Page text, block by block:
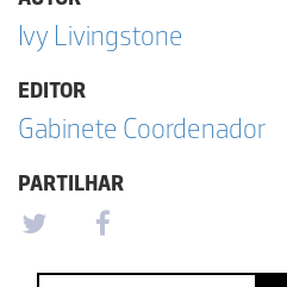
Ivy Livingstone
EDITOR
Gabinete Coordenador
PARTILHAR